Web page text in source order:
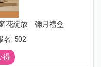
花綻放｜彌月禮盒
名: 502
得